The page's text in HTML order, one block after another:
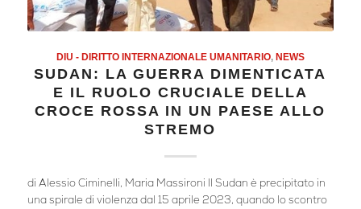
DIU - DIRITTO INTERNAZIONALE UMANITARIO, NEWS
SUDAN: LA GUERRA DIMENTICATA
E IL RUOLO CRUCIALE DELLA
CROCE ROSSA IN UN PAESE ALLO
STREMO
di Alessio Ciminelli, Maria Massironi Il Sudan è precipitato in
una spirale di violenza dal 15 aprile 2023, quando lo scontro